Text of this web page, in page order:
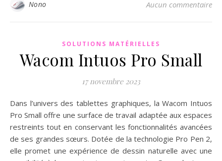
Nono Aucun commentaire
SOLUTIONS MATÉRIELLES
Wacom Intuos Pro Small
17 novembre 2023
Dans l’univers des tablettes graphiques, la Wacom Intuos
Pro Small offre une surface de travail adaptée aux espaces
restreints tout en conservant les fonctionnalités avancées
de ses grandes sœurs. Dotée de la technologie Pro Pen 2,
elle promet une expérience de dessin naturelle avec une